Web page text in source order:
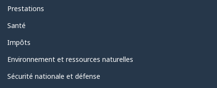
Prestations
Santé
Impôts
Environnement et ressources naturelles
Sécurité nationale et défense